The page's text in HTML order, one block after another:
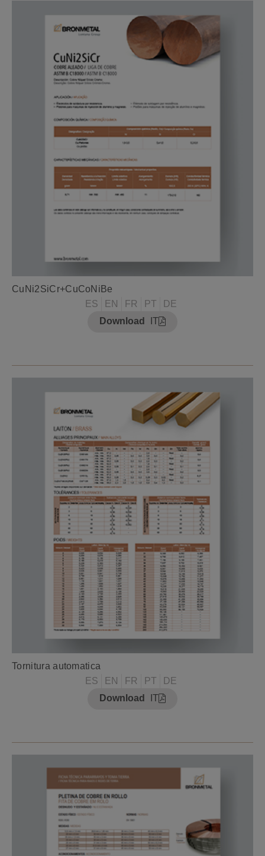
CuNi2SiCr+CuCoNiBe
ES
EN FR PT
DE
Download
IT
Tornitura automatica
ES
EN FR PT
DE
Download
IT